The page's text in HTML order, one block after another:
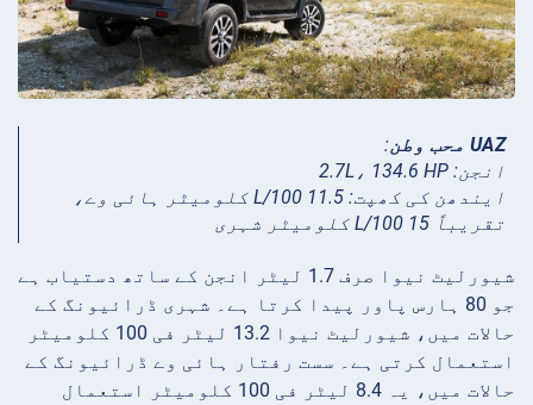
UAZ محب وطن
:
انجن: 2.7L، 134.6 HP
ایندھن کی کھپت: 11.5 L/100 کلومیٹر ہائی وے،
تقریباً 15 L/100 کلومیٹر شہری
شیورلیٹ نیوا صرف 1.7 لیٹر انجن کے ساتھ دستیاب ہے
جو 80 ہارس پاور پیدا کرتا ہے۔ شہری ڈرائیونگ کے
حالات میں، شیورلیٹ نیوا 13.2 لیٹر فی 100 کلومیٹر
استعمال کرتی ہے۔ سست رفتار ہائی وے ڈرائیونگ کے
حالات میں، یہ 8.4 لیٹر فی 100 کلومیٹر استعمال